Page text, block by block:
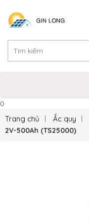
0
Trang chủ Ắc quy
2V-500Ah (TS25000)